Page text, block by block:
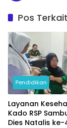
Pos Terkait
Pendidikan
Layanan
Kado RSP
Dies Natalis